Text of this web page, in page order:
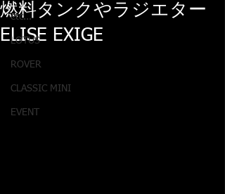
etc...
LOTUS
ROVER
CLASSIC MINI
EVENT
燃料タンクやラジエター
ELISE EXIGE